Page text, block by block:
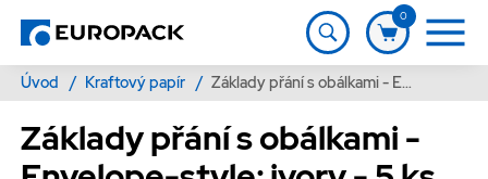
0
Úvod / Kraftový papír / Základy přání s obálkami - Envelope-style; ivory - 5 ks
Základy přání s obálkami -